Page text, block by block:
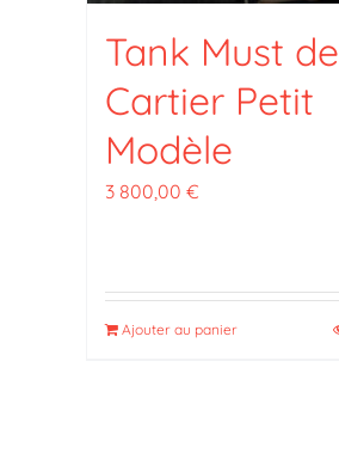
Tank Must de
Cartier Petit
Modèle
3 800,00 €
Ajouter au panier